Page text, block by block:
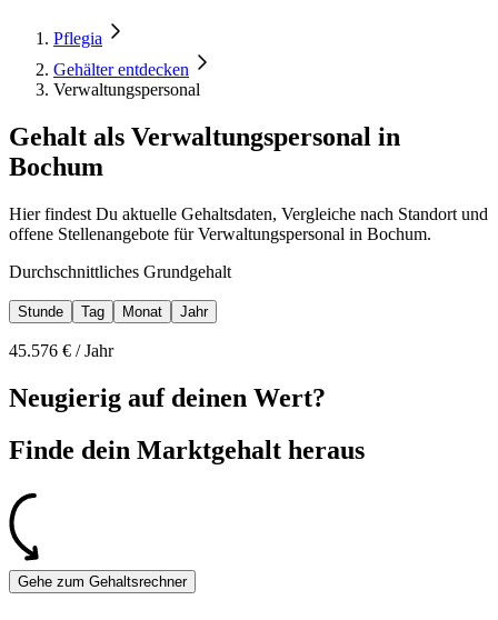
Pflegia
Gehälter entdecken
Verwaltungspersonal
Gehalt als Verwaltungspersonal in
Bochum
Hier findest Du aktuelle Gehaltsdaten, Vergleiche nach Standort und
offene Stellenangebote für Verwaltungspersonal in Bochum.
Durchschnittliches Grundgehalt
Stunde Tag Monat Jahr
45.576 € /Jahr
Neugierig auf deinen Wert?
Finde dein Marktgehalt heraus
Gehe zum Gehaltsrechner